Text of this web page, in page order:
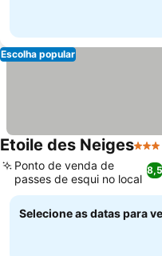
Escolha popular
Etoile des Neiges3
Ponto de venda de
passes de esqui no local
Selecione as datas para